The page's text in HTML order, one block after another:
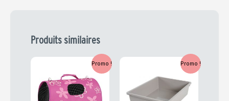
Produits similaires
Promo !
initial
était :
44,99 €.
actuel
est :
35,99 €.
Promo !
était :
4,99 €.
actuel
est :